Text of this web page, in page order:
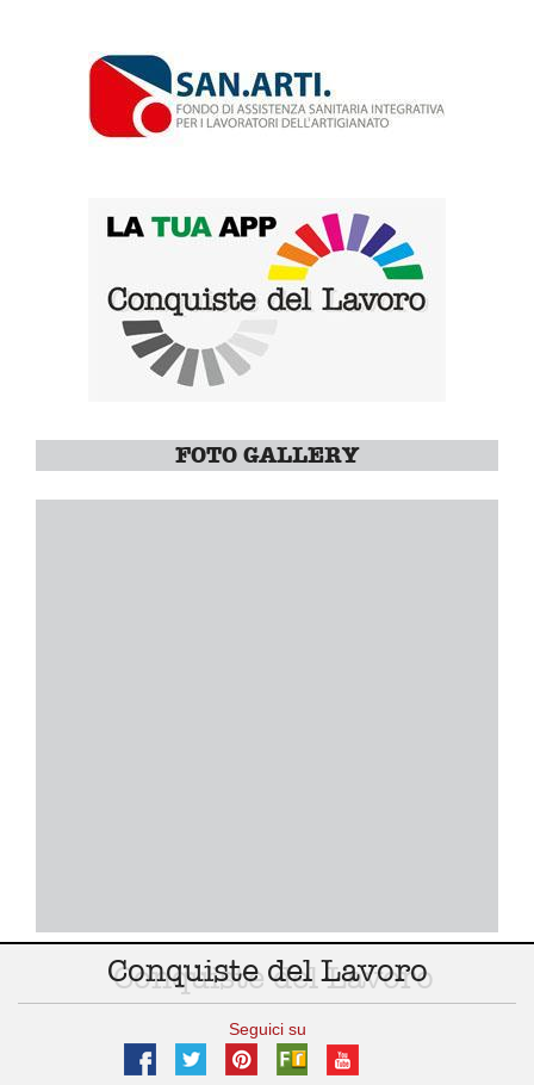
FOTO GALLERY
Conquiste del Lavoro
Seguici su